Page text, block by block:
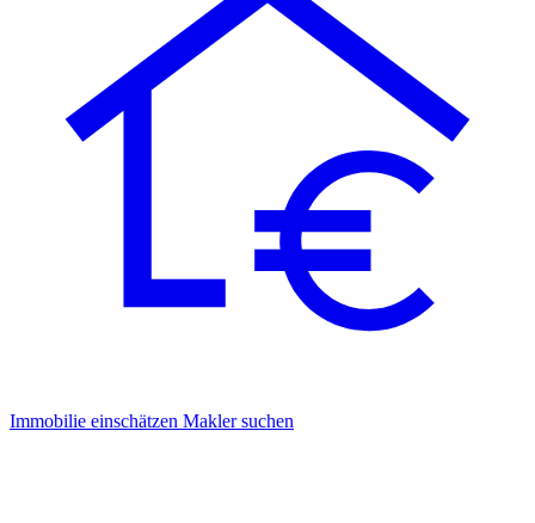
Immobilie einschätzen Makler suchen